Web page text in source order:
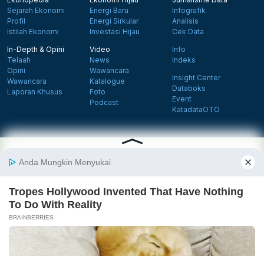
Sejarah Ekonomi
Profil
Istilah Ekonomi
Energi Baru
Energi Sirkular
Investasi Hijau
Infografik
Analisis
Cek Data
In-Depth & Opini
Telaah
Opini
Wawancara
Laporan Khusus
Video
News
Wawancara
Katalogue
Foto
Podcast
Info
Indeks
Insight Center
Databoks
Event
KatadataOTO
Tentang Katadata Advertising Karier Pedoman Media Siber